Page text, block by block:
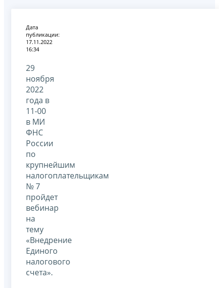
Дата
публикации:
17.11.2022
16:34
29
ноября
2022
года в
11-00
в МИ
ФНС
России
по
крупнейшим
налогоплательщикам
№ 7
пройдет
вебинар
на
тему
«Внедрение
Единого
налогового
счета».